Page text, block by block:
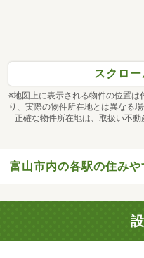
スクロ
※地図上に表示される物件の位置は
り、実際の物件所在地とは異なる場
正確な物件所在地は、取扱い不動
富山市内の各駅の住みや